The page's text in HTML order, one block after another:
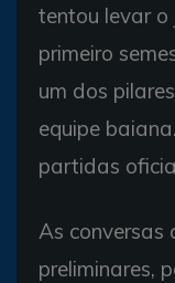
tentou levar
primeiro
um dos
equipe
partidas
As conversas
preliminares,